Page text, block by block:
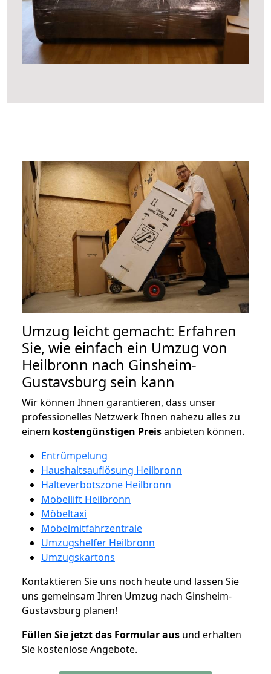
Umzug leicht gemacht: Erfahren
Sie, wie einfach ein Umzug von
Heilbronn nach Ginsheim-
Gustavsburg sein kann
Wir können Ihnen garantieren, dass unser
professionelles Netzwerk Ihnen nahezu alles zu
einem kostengünstigen Preisanbieten können.
Entrümpelung
Haushaltsauflösung Heilbronn
Halteverbotszone Heilbronn
Möbellift Heilbronn
Möbeltaxi
Möbelmitfahrzentrale
Umzugshelfer Heilbronn
Umzugskartons
Kontaktieren Sie uns noch heute und lassen Sie
uns gemeinsam Ihren Umzug nach Ginsheim-
Gustavsburg planen!
Füllen Sie jetzt das Formular aus und erhalten
Sie kostenlose Angebote.